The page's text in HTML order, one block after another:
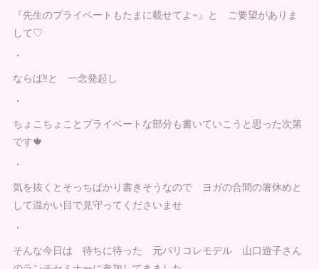
『先生のプライベートもたまに載せてよ~』と ご要望がありま
して♡
・
ならば‼️と 一念発起し
・
ちょこちょことプライベートな部分も書いていこうと思った次第
です🍁
・
気を抜くとそっちばかり書きそうなので ヨガの合間の箸休めと
して温かい目で見守ってくださいませ
・
そんな今日は 待ちに待った 元パリコレモデル 山口遊子さん